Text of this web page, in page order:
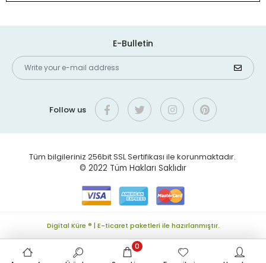
E-Bulletin
Follow us
Tüm bilgileriniz 256bit SSL Sertifikası ile korunmaktadır.
© 2022 Tüm Hakları Saklıdır
0
Digital Küre ® | E-ticaret paketleri ile hazırlanmıştır.